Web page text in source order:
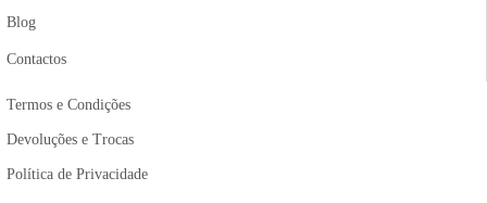
Blog
Contactos
Termos e Condições
Devoluções e Trocas
Política de Privacidade